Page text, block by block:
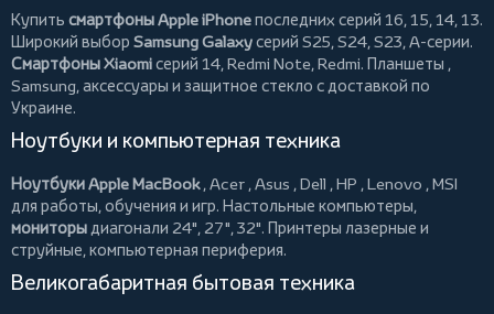
Купить смартфоны Apple iPhoneпоследних серий 16, 15, 14, 13.
Широкий выбор Samsung Galaxyсерий S25, S24, S23, A-серии.
Смартфоны Xiaomiсерий 14, Redmi Note, Redmi. Планшеты ,
Samsung, аксессуары и защитное стекло с доставкой по
Украине.
Ноутбуки и компьютерная техника
Ноутбуки Apple MacBook,Acer ,Asus ,Dell ,HP ,Lenovo ,MSI
для работы, обучения и игр. Настольные компьютеры,
мониторыдиагонали 24", 27", 32". Принтеры лазерные и
струйные, компьютерная периферия.
Великогабаритная бытовая техника